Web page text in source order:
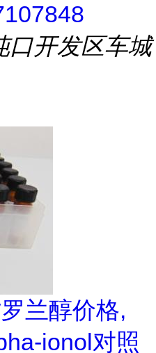
口开发区车城
兰醇价格,
ionol对照